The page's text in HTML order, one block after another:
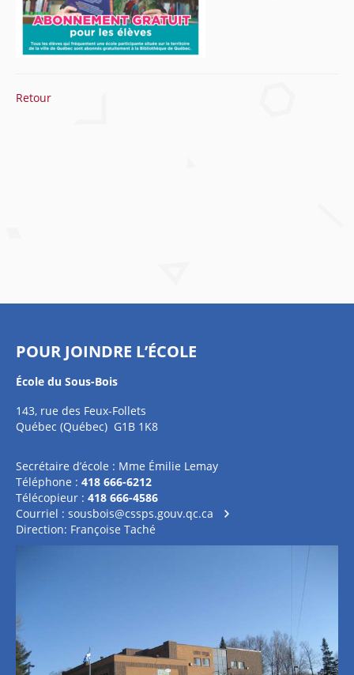
Retour
POUR JOINDRE L’ÉCOLE
École du Sous-Bois
143, rue des Feux-Follets
Québec (Québec) G1B 1K8
Secrétaire d’école : Mme Émilie Lemay
Téléphone : 418 666-6212
Télécopieur : 418 666-4586
Courriel : sousbois@cssps.gouv.qc.ca
Direction: Françoise Taché